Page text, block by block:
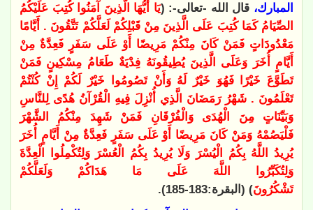
المبارك، قال الله -تعالى-: (يَا أَيُّهَا الَّذِينَ آمَنُوا كُتِبَ عَلَيْكُمُ
الصِّيَامُ كَمَا كُتِبَ عَلَى الَّذِينَ مِنْ قَبْلِكُمْ لَعَلَّكُمْ تَتَّقُونَ . أَيَّامًا
مَعْدُودَاتٍ فَمَنْ كَانَ مِنْكُمْ مَرِيضًا أَوْ عَلَى سَفَرٍ فَعِدَّةٌ مِنْ
أَيَّامٍ أُخَرَ وَعَلَى الَّذِينَ يُطِيقُونَهُ فِدْيَةٌ طَعَامُ مِسْكِينٍ فَمَنْ
تَطَوَّعَ خَيْرًا فَهُوَ خَيْرٌ لَهُ وَأَنْ تَصُومُوا خَيْرٌ لَكُمْ إِنْ كُنْتُمْ
تَعْلَمُونَ . شَهْرُ رَمَضَانَ الَّذِي أُنْزِلَ فِيهِ الْقُرْآنُ هُدًى لِلنَّاسِ
وَبَيِّنَاتٍ مِنَ الْهُدَى وَالْفُرْقَانِ فَمَنْ شَهِدَ مِنْكُمُ الشَّهْرَ
فَلْيَصُمْهُ وَمَنْ كَانَ مَرِيضًا أَوْ عَلَى سَفَرٍ فَعِدَّةٌ مِنْ أَيَّامٍ أُخَرَ
يُرِيدُ اللَّهُ بِكُمُ الْيُسْرَ وَلَا يُرِيدُ بِكُمُ الْعُسْرَ وَلِتُكْمِلُوا الْعِدَّةَ
وَلِتُكَبِّرُوا اللَّهَ عَلَى مَا هَدَاكُمْ وَلَعَلَّكُمْ
تَشْكُرُونَ) (البقرة:183-185).